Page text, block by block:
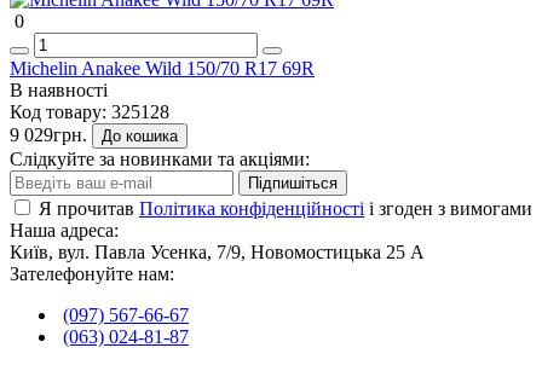
0
Michelin Anakee Wild 150/70 R17 69R
В наявності
Код товару: 325128
9 029грн.
До кошика
Слідкуйте за новинками та акціями:
Підпишіться
Я прочитав Політика конфіденційності і згоден з вимогами
Наша адреса:
Київ, вул. Павла Усенка, 7/9, Новомостицька 25 А
Зателефонуйте нам:
(097) 567-66-67
(063) 024-81-87